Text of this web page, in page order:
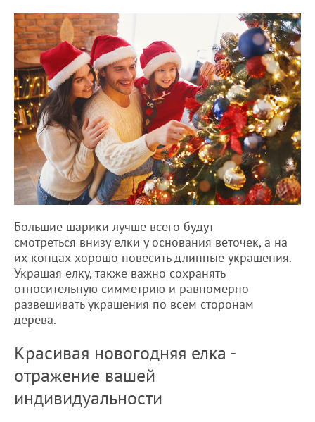
Большие шарики лучше всего будут
смотреться внизу елки у основания веточек, а на
их концах хорошо повесить длинные украшения.
Украшая елку, также важно сохранять
относительную симметрию и равномерно
развешивать украшения по всем сторонам
дерева.
Красивая новогодняя елка -
отражение вашей
индивидуальности